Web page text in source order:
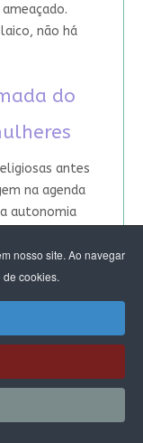
nosso site. Ao navegar
cookies.
não há
do
antes
na agenda
autonomia
e o
as
masculino
por